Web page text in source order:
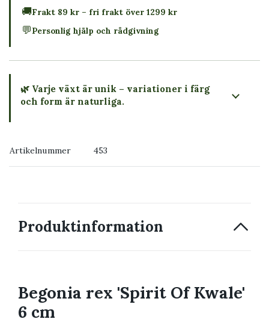
🚚Frakt 89 kr – fri frakt över 1299 kr
💬Personlig hjälp och rådgivning
🌿 Varje växt är unik – variationer i färg
och form är naturliga.
Artikelnummer 453
Produktinformation
Begonia rex 'Spirit Of Kwale'
6 cm